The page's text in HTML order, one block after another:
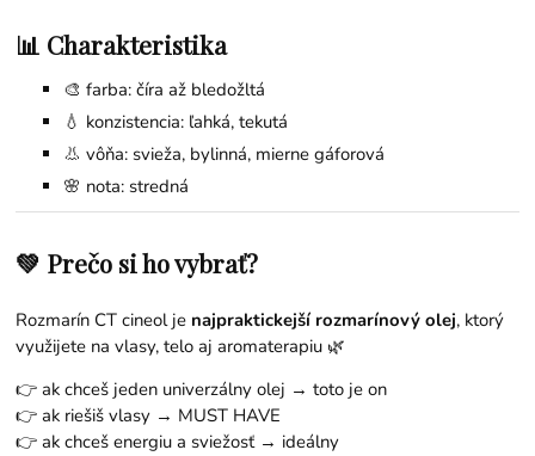
📊 Charakteristika
🎨 farba: číra až bledožltá
💧 konzistencia: ľahká, tekutá
👃 vôňa: svieža, bylinná, mierne gáforová
🌸 nota: stredná
💚 Prečo si ho vybrať?
Rozmarín CT cineol je najpraktickejší rozmarínový olej, ktorý
využijete na vlasy, telo aj aromaterapiu 🌿
👉 ak chceš jeden univerzálny olej → toto je on
👉 ak riešiš vlasy → MUST HAVE
👉 ak chceš energiu a sviežosť → ideálny